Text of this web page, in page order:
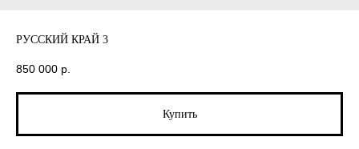
РУССКИЙ КРАЙ 3
850 000 р.
Купить